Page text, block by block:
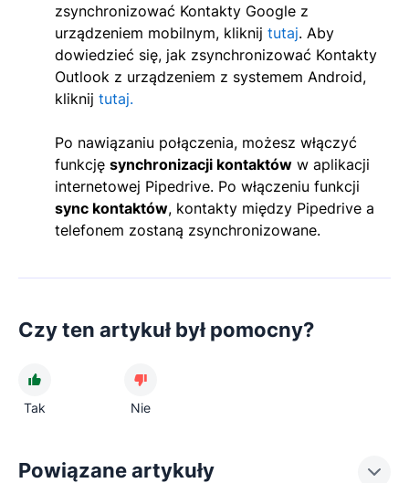
zsynchronizować Kontakty Google z
urządzeniem mobilnym, kliknij tutaj. Aby
dowiedzieć się, jak zsynchronizować Kontakty
Outlook z urządzeniem z systemem Android,
kliknij tutaj.
Po nawiązaniu połączenia, możesz włączyć
funkcję synchronizacji kontaktów w aplikacji
internetowej Pipedrive. Po włączeniu funkcji
sync kontaktów, kontakty między Pipedrive a
telefonem zostaną zsynchronizowane.
Czy ten artykuł był pomocny?
Tak Nie
Powiązane artykuły